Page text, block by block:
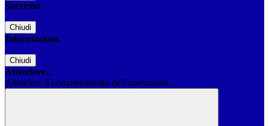
Successo
Chiudi
Informazione
Chiudi
Attendere...
Attendere il completamento dell'operazione...